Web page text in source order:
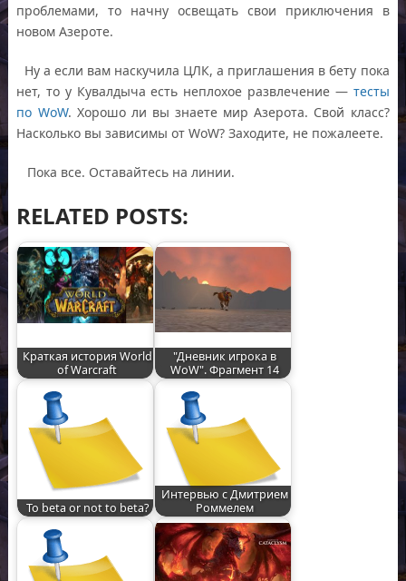
проблемами, то начну освещать свои приключения в
новом Азероте.
Ну а если вам наскучила ЦЛК, а приглашения в бету пока
нет, то у Кувалдыча есть неплохое развлечение — тесты
по WoW. Хорошо ли вы знаете мир Азерота. Свой класс?
Насколько вы зависимы от WoW? Заходите, не пожалеете.
Пока все. Оставайтесь на линии.
RELATED POSTS:
Краткая история World
of Warcraft
"Дневник игрока в
WoW". Фрагмент 14
To beta or not to beta?
Интервью с Дмитрием
Роммелем